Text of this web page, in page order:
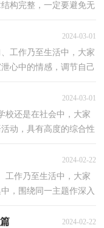
构完整，一定要避免无
2024-03-01
工作乃至生活中，大家
心中的情感，调节自己
2024-03-01
校还是在社会中，大家
动，具有高度的综合性
2024-02-22
工作乃至生活中，大家
，围绕同一主题作深入
2024-02-22